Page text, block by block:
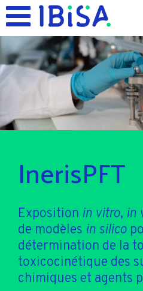
InerisPFT
Exposition in vitro, in
de modèles in silico
détermination de la
toxicocinétique des
chimiques et agents